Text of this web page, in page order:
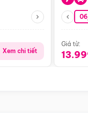
Xem chi tiết
Giá từ: